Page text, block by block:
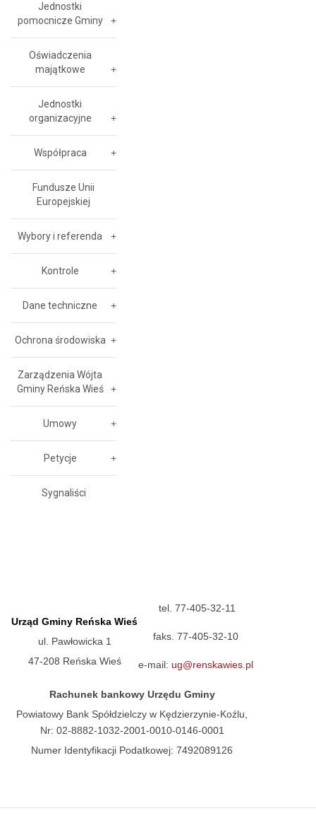
Jednostki
pomocnicze Gminy
Oświadczenia
majątkowe
Jednostki
organizacyjne
Współpraca
Fundusze Unii
Europejskiej
Wybory i referenda
Kontrole
Dane techniczne
Ochrona środowiska
Zarządzenia Wójta
Gminy Reńska Wieś
Umowy
Petycje
Sygnaliści
Urząd Gminy Reńska Wieś
ul. Pawłowicka 1
47-208 Reńska Wieś
tel. 77-405-32-11
faks. 77-405-32-10
e-mail: ug@renskawies.pl
Rachunek bankowy Urzędu Gminy
Powiatowy Bank Spółdzielczy w Kędzierzynie-Koźlu,
Nr: 02-8882-1032-2001-0010-0146-0001
Numer Identyfikacji Podatkowej: 7492089126